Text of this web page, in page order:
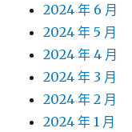
2024 年 6 月
2024 年 5 月
2024 年 4 月
2024 年 3 月
2024 年 2 月
2024 年 1 月